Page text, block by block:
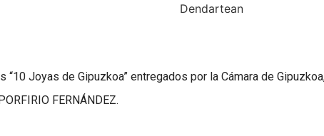
“10 Joyas de Gipuzkoa” entregados por la Cámara de
FERNÁNDEZ.